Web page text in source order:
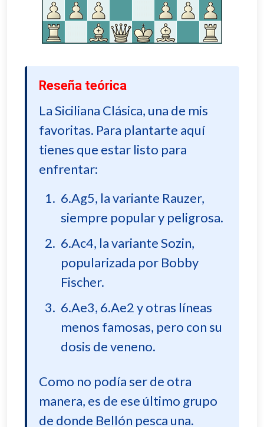
Reseña teórica
La Siciliana Clásica, una de mis
favoritas. Para plantarte aquí
tienes que estar listo para
enfrentar:
6.Ag5, la variante Rauzer,
siempre popular y peligrosa.
6.Ac4, la variante Sozin,
popularizada por Bobby
Fischer.
6.Ae3, 6.Ae2 y otras líneas
menos famosas, pero con su
dosis de veneno.
Como no podía ser de otra
manera, es de ese último grupo
de donde Bellón pesca una.